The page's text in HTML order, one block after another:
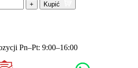
+ Kupić
Pn–Pt: 9:00–16:00